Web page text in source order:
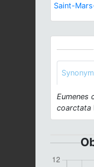
Saint-
Eumenes
coarctata